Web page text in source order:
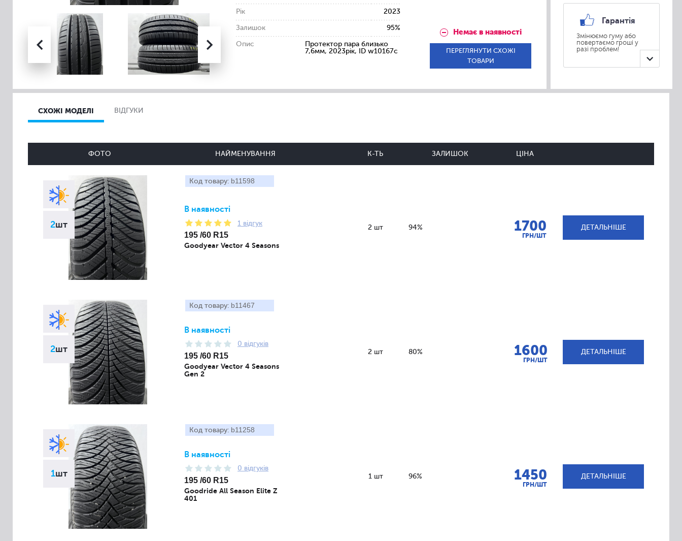
Рік 2023
Залишок 95%
Опис
Протектор пара близько
7,6мм, 2023рік, ID w10167c
Немає в наявності
ПЕРЕГЛЯНУТИ СХОЖІ
ТОВАРИ
Гарантія
Змінюємо гуму або
повертаємо гроші у
разі проблем!
СХОЖІ МОДЕЛІ ВІДГУКИ
ФОТО НАЙМЕНУВАННЯ К-ТЬ ЗАЛИШОК ЦІНА
2шт
Код товару: b11598
В наявності
1 відгук
195 /60 R15
Goodyear Vector 4 Seasons
2 шт 94% 1700
ГРН/ШТ
ДЕТАЛЬНІШЕ
2шт
Код товару: b11467
В наявності
0 відгуків
195 /60 R15
Goodyear Vector 4 Seasons
Gen 2
2 шт 80% 1600
ГРН/ШТ
ДЕТАЛЬНІШЕ
1шт
Код товару: b11258
В наявності
0 відгуків
195 /60 R15
Goodride All Season Elite Z
401
1 шт 96% 1450
ГРН/ШТ
ДЕТАЛЬНІШЕ